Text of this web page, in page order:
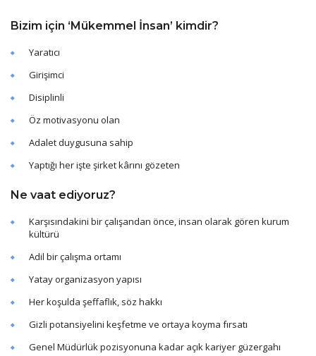
Bizim için ‘Mükemmel İnsan’ kimdir?
Yaratıcı
Girişimci
Disiplinli
Öz motivasyonu olan
Adalet duygusuna sahip
Yaptığı her işte şirket kârını gözeten
Ne vaat ediyoruz?
Karşısındakini bir çalışandan önce, insan olarak gören kurum
kültürü
Adil bir çalışma ortamı
Yatay organizasyon yapısı
Her koşulda şeffaflık, söz hakkı
Gizli potansiyelini keşfetme ve ortaya koyma fırsatı
Genel Müdürlük pozisyonuna kadar açık kariyer güzergahı